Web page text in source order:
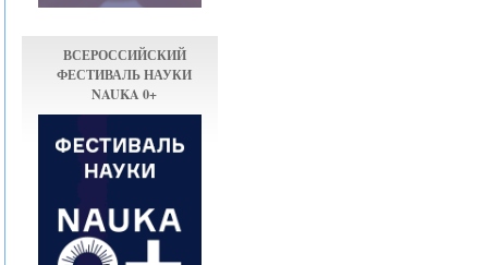
ВСЕРОССИЙСКИЙ
ФЕСТИВАЛЬ НАУКИ
NAUKA 0+